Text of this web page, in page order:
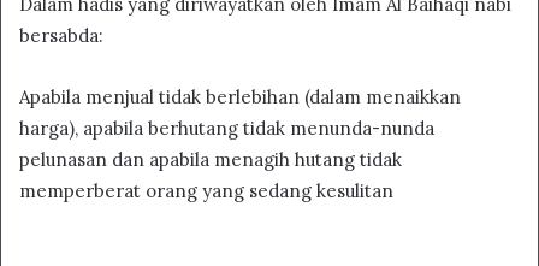
bersabda:
Apabila menjual tidak berlebihan (dalam menaikkan
harga), apabila berhutang tidak menunda-nunda
pelunasan dan apabila menagih hutang tidak
memperberat orang yang sedang kesulitan